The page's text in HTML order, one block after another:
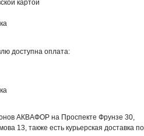
картой
доступна оплата:
АКВАФОР на Проспекте Фрунзе 30,
13, также есть курьерская доставка по